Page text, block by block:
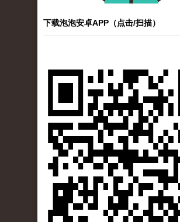
下载泡泡安卓APP（点击/扫描）